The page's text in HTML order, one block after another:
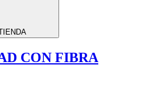
CON FIBRA